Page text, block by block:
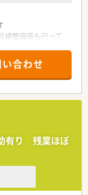
検整備等も行って
しています
インです
ています
り関わりたいかた
合わせ
有り 残業ほぼ